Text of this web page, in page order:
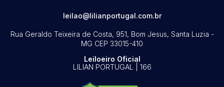
leilao@lilianportugal.com.br
Rua Geraldo Teixeira de Costa, 951, Bom Jesus, Santa Luzia -
MG CEP 33015-410
Leiloeiro Oficial
LILIAN PORTUGAL | 166